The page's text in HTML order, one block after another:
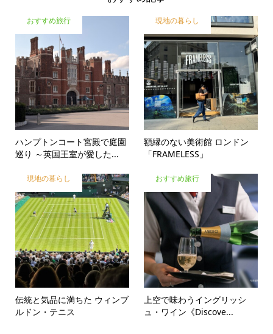
おすすめ旅行
ハンプトンコート宮殿で庭園
巡り ～英国王室が愛した...
現地の暮らし
額縁のない美術館 ロンドン
「FRAMELESS」
現地の暮らし
伝統と気品に満ちた ウィンブ
ルドン・テニス
おすすめ旅行
上空で味わうイングリッシ
ュ・ワイン《Discove...